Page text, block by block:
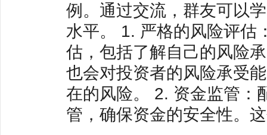
例。通过交流，群友可以
水平。 1. 严格的风险评估
估，包括了解自己的风险
也会对投资者的风险承受
在的风险。 2. 资金监管：
管，确保资金的安全性。